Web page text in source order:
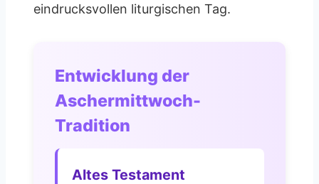
eindrucksvollen liturgischen Tag.
Entwicklung der
Aschermittwoch-
Tradition
Altes Testament